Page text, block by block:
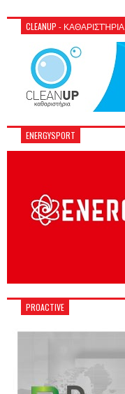
CLEANUP - ΚΑΘΑΡΙΣΤΉΡΙΑ
ENERGYSPORT
PROACTIVE